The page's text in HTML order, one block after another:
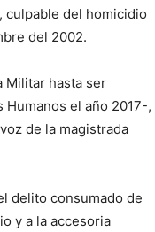
culpable del homicidio
del 2002.
Militar hasta ser
el año 2017-,
de la magistrada
delito consumado de
y a la accesoria